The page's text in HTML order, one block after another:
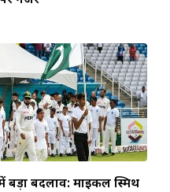
बड़ा बदलाव: माइकल स्मिथ